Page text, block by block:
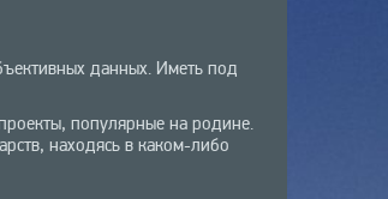
данных. Иметь под
популярные на родине.
находясь в каком-либо